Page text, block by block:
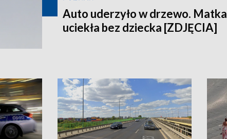
Auto uderzyło w drzewo. Matka
uciekła bez dziecka [ZDJĘCIA]